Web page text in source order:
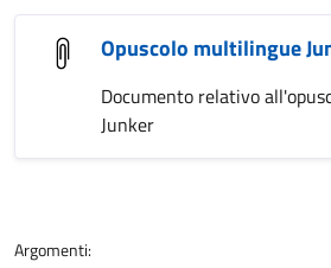
Opuscolo multilingue
Documento relativo
Junker
Argomenti: